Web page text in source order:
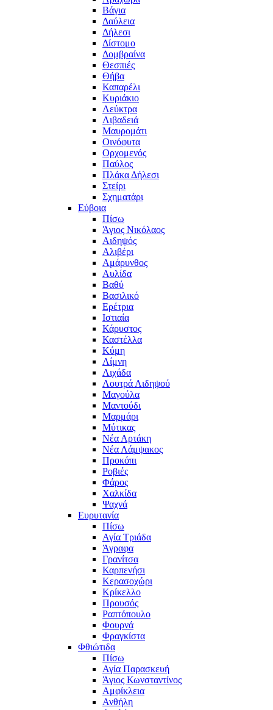
Βάγια
Δαύλεια
Δήλεσι
Δίστομο
Δομβραίνα
Θεσπιές
Θήβα
Καπαρέλι
Κυριάκιο
Λεύκτρα
Λιβαδειά
Μαυρομάτι
Οινόφυτα
Ορχομενός
Παύλος
Πλάκα Δήλεσι
Στείρι
Σχηματάρι
Εύβοια
Πίσω
Άγιος Νικόλαος
Αιδηψός
Αλιβέρι
Αμάρυνθος
Αυλίδα
Βαθύ
Βασιλικό
Ερέτρια
Ιστιαία
Κάρυστος
Καστέλλα
Κύμη
Λίμνη
Λιχάδα
Λουτρά Αιδηψού
Μαγούλα
Μαντούδι
Μαρμάρι
Μύτικας
Νέα Αρτάκη
Νέα Λάμψακος
Προκόπι
Ροβιές
Φάρος
Χαλκίδα
Ψαχνά
Ευρυτανία
Πίσω
Αγία Τριάδα
Άγραφα
Γρανίτσα
Καρπενήσι
Κερασοχώρι
Κρίκελλο
Προυσός
Ραπτόπουλο
Φουρνά
Φραγκίστα
Φθιώτιδα
Πίσω
Αγία Παρασκευή
Άγιος Κωνσταντίνος
Αμφίκλεια
Ανθήλη